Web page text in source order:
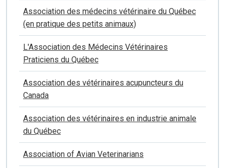
Association des médecins vétérinaire du Québec
(en pratique des petits animaux)
L'Association des Médecins Vétérinaires
Praticiens du Québec
Association des vétérinaires acupuncteurs du
Canada
Association des vétérinaires en industrie animale
du Québec
Association of Avian Veterinarians